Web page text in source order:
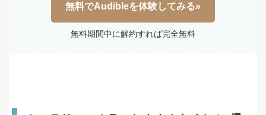
無料でAudibleを体験してみる»
無料期間中に解約すれば完全無料